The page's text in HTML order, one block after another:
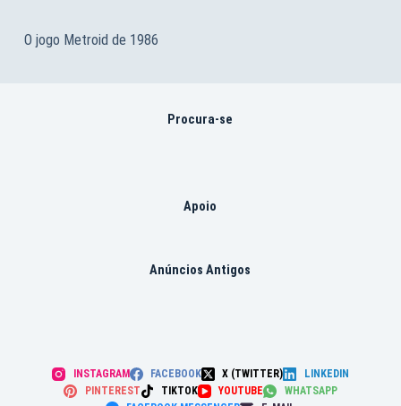
O jogo Metroid de 1986
Procura-se
Apoio
Anúncios Antigos
INSTAGRAM FACEBOOK X (TWITTER)
LINKEDIN
PINTEREST
TIKTOK YOUTUBE
WHATSAPP